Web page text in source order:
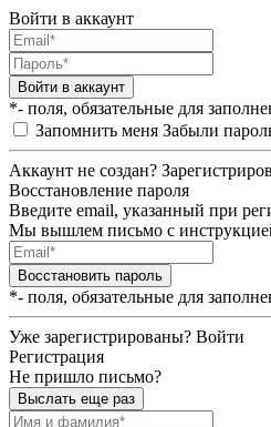
Войти в аккаунт
Войти в аккаунт
*- поля, обязательные для
Запомнить меня Забыли
Аккаунт не создан?
Восстановление пароля
Введите email, указанный при
Мы вышлем письмо с
Восстановить пароль
*- поля, обязательные для
Уже зарегистрированы? Войти
Регистрация
Не пришло письмо?
Выслать еще раз